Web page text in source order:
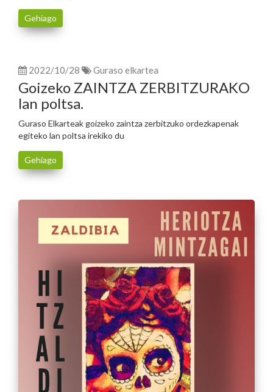
Gehiago
2022/10/28 Guraso elkartea
Goizeko ZAINTZA ZERBITZURAKO
lan poltsa.
Guraso Elkarteak goizeko zaintza zerbitzuko ordezkapenak
egiteko lan poltsa irekiko du
Gehiago